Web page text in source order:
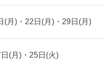
月)・22日(月)・29日(月)
(月)・25日(火)